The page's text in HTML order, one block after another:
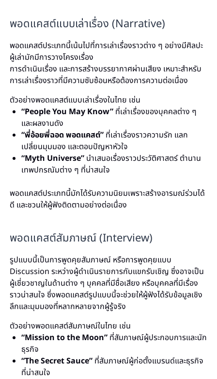
พอดแคสต์แบบเล่าเรื่อง (Narrative)
พอดแคสต์ประเภทนี้เน้นไปที่การเล่าเรื่องราวต่าง ๆ อย่างมีศิลปะ
ผู้เล่ามักมีการวางโครงเรื่อง
การดำเนินเรื่อง และการสร้างบรรยากาศผ่านเสียง เหมาะสำหรับ
การเล่าเรื่องราวที่มีความซับซ้อนหรือต้องการความต่อเนื่อง
ตัวอย่างพอดแคสต์แบบเล่าเรื่องในไทย เช่น
“People You May Know” ที่เล่าเรื่องของบุคคลต่าง ๆ
และผลงานดัง
“พี่อ้อยพี่ฉอด พอดแคสต์” ที่เล่าเรื่องราวความรัก แลก
เปลี่ยนมุมมอง และตอบปัญหาหัวใจ
“Myth Universe” นำเสนอเรื่องราวประวัติศาสตร์ ตำนาน
เทพปกรณัมต่าง ๆ ที่น่าสนใจ
พอดแคสต์ประเภทนี้มักได้รับความนิยมเพราะสร้างอารมณ์ร่วมได้
ดี และชวนให้ผู้ฟังติดตามอย่างต่อเนื่อง
พอดแคสต์สัมภาษณ์ (Interview)
รูปแบบนี้เป็นการพูดคุยสัมภาษณ์ หรือการพูดคุยแบบ
Discussion ระหว่างผู้ดำเนินรายการกับแขกรับเชิญ ซึ่งอาจเป็น
ผู้เชี่ยวชาญในด้านต่าง ๆ บุคคลที่มีชื่อเสียง หรือบุคคลที่มีเรื่อง
ราวน่าสนใจ ซึ่งพอดแคสต์รูปแบบนี้จะช่วยให้ผู้ฟังได้รับข้อมูลเชิง
ลึกและมุมมองที่หลากหลายจากผู้รู้จริง
ตัวอย่างพอดแคสต์สัมภาษณ์ในไทย เช่น
“Mission to the Moon” ที่สัมภาษณ์ผู้ประกอบการและนัก
ธุรกิจ
“The Secret Sauce” ที่สัมภาษณ์ผู้ก่อตั้งแบรนด์และธุรกิจ
ที่น่าสนใจ